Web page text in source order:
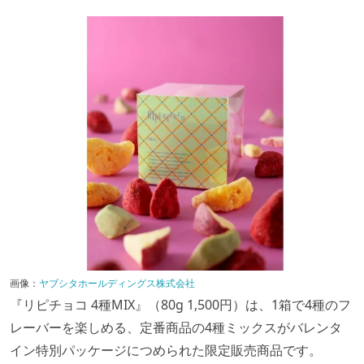
画像： ヤブシタホールディングス株式会社
『リピチョコ 4種MIX』（80g 1,500円）は、1箱で4種のフ
レーバーを楽しめる、定番商品の4種ミックスがバレンタ
イン特別パッケージにつめられた限定販売商品です。